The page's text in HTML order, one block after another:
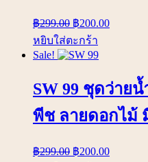
฿299.00 ฿200.00
หยิบใส่ตะกร้า
Sale!
SW 99 ชุดว่าย
พีช ลายดอกไม้
฿299.00 ฿200.00